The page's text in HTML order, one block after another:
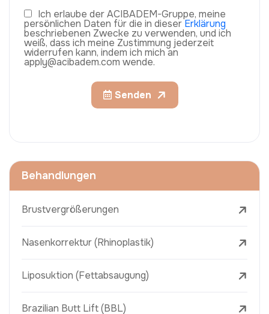
Ich erlaube der ACIBADEM-Gruppe, meine
persönlichen Daten für die in dieser Erklärung
beschriebenen Zwecke zu verwenden, und ich
weiß, dass ich meine Zustimmung jederzeit
widerrufen kann, indem ich mich an
apply@acibadem.com wende.
Senden
Behandlungen
Brustvergrößerungen
Nasenkorrektur (Rhinoplastik)
Liposuktion (Fettabsaugung)
Brazilian Butt Lift (BBL)